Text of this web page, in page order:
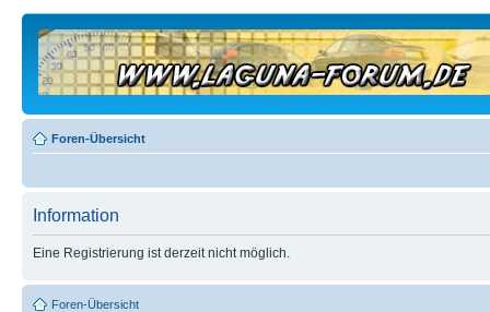
Foren-Übersicht
Information
Eine Registrierung ist derzeit nicht möglich.
Foren-Übersicht